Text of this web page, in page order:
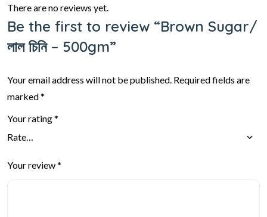
There are no reviews yet.
Be the first to review “Brown Sugar/
লাল চিনি – 500gm”
Your email address will not be published. Required fields are
marked*
Your rating*
Your review*